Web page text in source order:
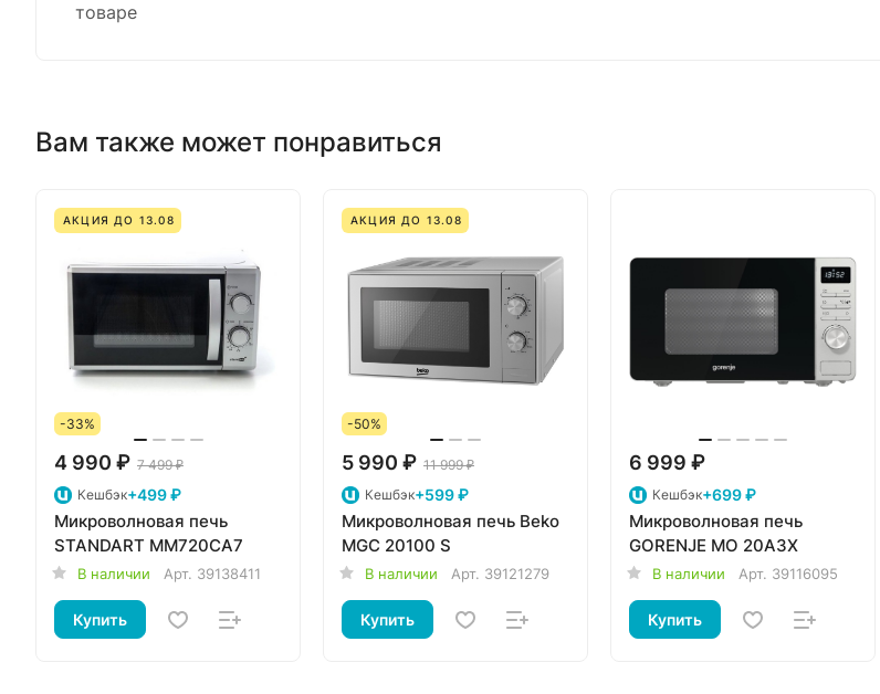
товаре
Вам также может понравиться
АКЦИЯ ДО 13.08
-33%
4 990 ₽ 7 499 ₽
Кешбэк+499 ₽
Микроволновая печь
STANDART MM720CA7
В наличии Арт. 39138411
Купить
АКЦИЯ ДО 13.08
-50%
5 990 ₽ 11 999 ₽
Кешбэк+599 ₽
Микроволновая печь Beko
MGC 20100 S
В наличии Арт. 39121279
Купить
6 999 ₽
Кешбэк+699 ₽
Микроволновая печь
GORENJE MO 20A3X
В наличии Арт. 39116095
Купить